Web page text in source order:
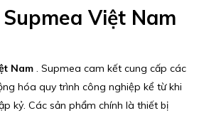
Việt Nam
Nam . Supmea cam kết cung cấp các
hóa quy trình công nghiệp kể từ khi
kỷ. Các sản phẩm chính là thiết bị